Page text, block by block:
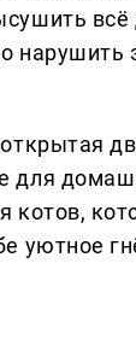
всё
нарушить
для
котов,
уютное